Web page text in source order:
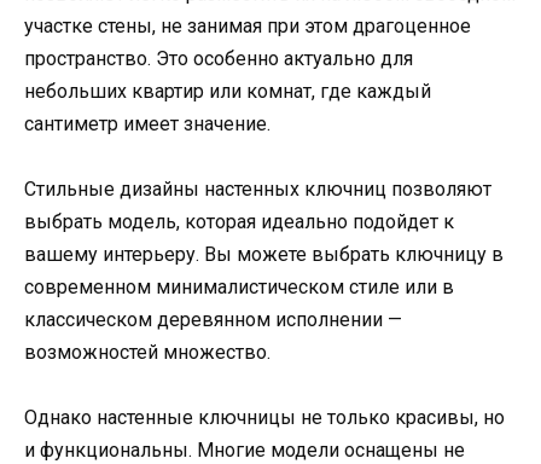
участке стены, не занимая при этом драгоценное
пространство. Это особенно актуально для
небольших квартир или комнат, где каждый
сантиметр имеет значение.
Стильные дизайны настенных ключниц позволяют
выбрать модель, которая идеально подойдет к
вашему интерьеру. Вы можете выбрать ключницу в
современном минималистическом стиле или в
классическом деревянном исполнении —
возможностей множество.
Однако настенные ключницы не только красивы, но
и функциональны. Многие модели оснащены не